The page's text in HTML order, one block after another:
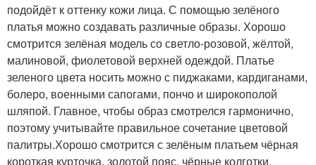
подойдёт к оттенку кожи лица. С помощью зелёного
платья можно создавать различные образы. Хорошо
смотрится зелёная модель со светло-розовой, жёлтой,
малиновой, фиолетовой верхней одеждой. Платье
зеленого цвета носить можно с пиджаками, кардиганами,
болеро, военными сапогами, пончо и широкополой
шляпой. Главное, чтобы образ смотрелся гармонично,
поэтому учитывайте правильное сочетание цветовой
палитры.Хорошо смотрится с зелёным платьем чёрная
короткая курточка, золотой пояс, чёрные колготки.